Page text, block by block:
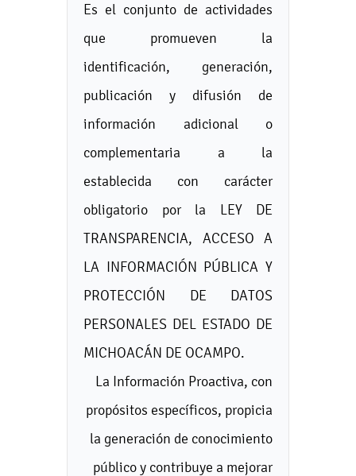
Es el conjunto de actividades
que promueven la
identificación, generación,
publicación y difusión de
información adicional o
complementaria a la
establecida con carácter
obligatorio por la LEY DE
TRANSPARENCIA, ACCESO A
LA INFORMACIÓN PÚBLICA Y
PROTECCIÓN DE DATOS
PERSONALES DEL ESTADO DE
MICHOACÁN DE OCAMPO.
La Información Proactiva, con
propósitos específicos, propicia
la generación de conocimiento
público y contribuye a mejorar